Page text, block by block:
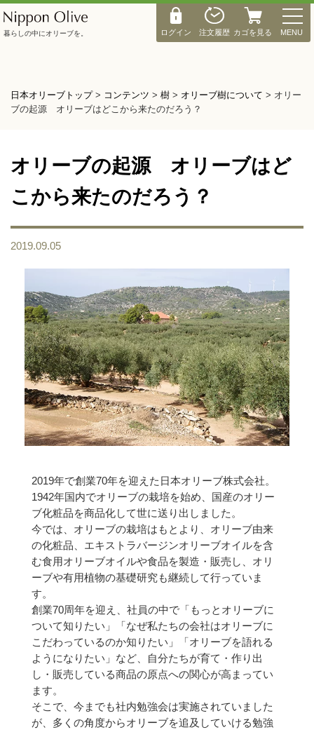
ログイン 注文履歴 カゴを見る
M
E
N
MENU
暮らしの中にオリーブを。
日本オリーブトップ> コンテンツ > 樹 > オリーブ樹について > オリー
ブの起源 オリーブはどこから来たのだろう？
オリーブの起源 オリーブはど
こから来たのだろう？
2019.09.05
2019年で創業70年を迎えた日本オリーブ株式会社。
1942年国内でオリーブの栽培を始め、国産のオリー
ブ化粧品を商品化して世に送り出しました。
今では、オリーブの栽培はもとより、オリーブ由来
の化粧品、エキストラバージンオリーブオイルを含
む食用オリーブオイルや食品を製造・販売し、オリ
ーブや有用植物の基礎研究も継続して行っていま
す。
創業70周年を迎え、社員の中で「もっとオリーブに
ついて知りたい」「なぜ私たちの会社はオリーブに
こだわっているのか知りたい」「オリーブを語れる
ようになりたい」など、自分たちが育て・作り出
し・販売している商品の原点への関心が高まってい
ます。
そこで、今までも社内勉強会は実施されていました
が、多くの角度からオリーブを追及していける勉強